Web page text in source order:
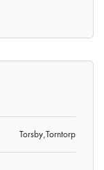
Torsby,Torntorp